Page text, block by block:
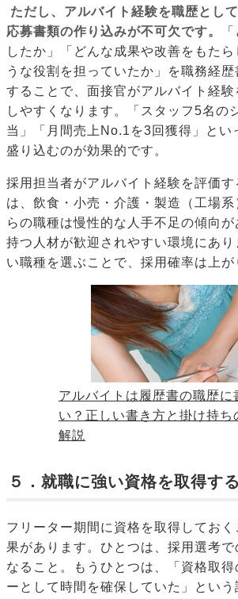
ただし、アルバイト経験を職歴とし
応募書類の作り込みが不可欠です。
したか」「どんな成果や改善をもたら
うな役割を担っていたか」を職務経
することで、面接官がアルバイト経
しやすくなります。「スタッフ5名の
当」「月間売上No.1を3回獲得」とい
盛り込むのが効果的です。
採用担当者がアルバイト経験を評価す
は、飲食・小売・介護・製造（工場
らの職種は慢性的な人手不足の傾向
持つ人材が歓迎されやすい環境にあ
い職種を選ぶことで、採用確率は上が
アルバイトは履歴書の職歴に
い？正しい書き方と掛け持ち
解説
５．就職に強い資格を取得する
フリーター期間に資格を取得してお
果があります。ひとつは、採用選考で
なること。もうひとつは、「資格取
ーとして時間を確保していた」という